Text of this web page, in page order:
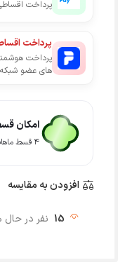
پرداخت
پرداخت
پرداخت
های عضو
امکان
۴ قسط ماهانه. بدون سود، چک و ضامن.
افزودن به مقایسه
15 نفر در